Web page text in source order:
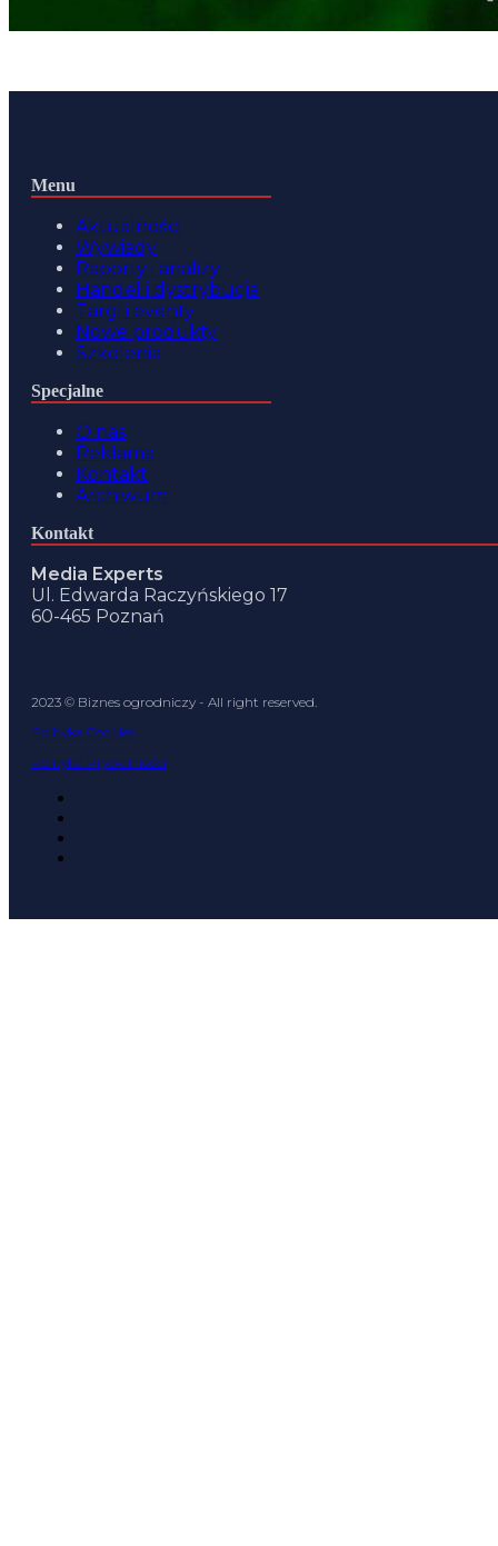
Menu
Aktualności
Wywiady
Raporty i analizy
Handel i dystrybucja
Targi i eventy
Nowe produkty
Szkolenia
Specjalne
O nas
Reklama
Kontakt
Archiwum
Kontakt
Media Experts
Ul. Edwarda Raczyńskiego 17
60-465 Poznań
2023 © Biznes ogrodniczy - All right reserved.
Polityka Cookies
Polityka Prywatności